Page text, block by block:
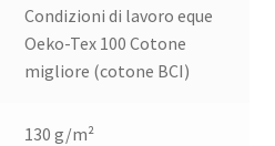
Condizioni di lavoro eque
Oeko-Tex 100 Cotone
migliore (cotone BCI)
130 g/m²